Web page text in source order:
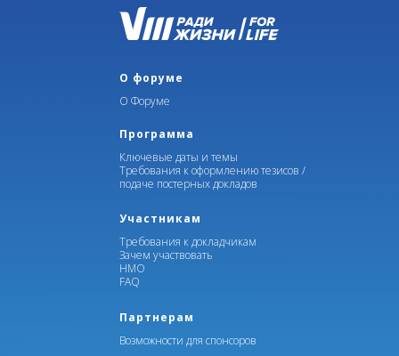
О форуме
О Форуме
Программа
Ключевые даты и темы
Требования к оформлению тезисов /
подаче постерных докладов
Участникам
Требования к докладчикам
Зачем участвовать
НМО
FAQ
Партнерам
Возможности для спонсоров